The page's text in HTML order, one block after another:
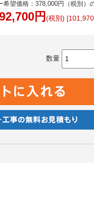
希望価格：378,000円（税別）
円 (税別)
数量